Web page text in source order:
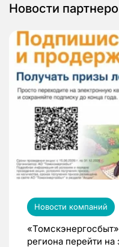
Новости
Новости компаний
региона перейти